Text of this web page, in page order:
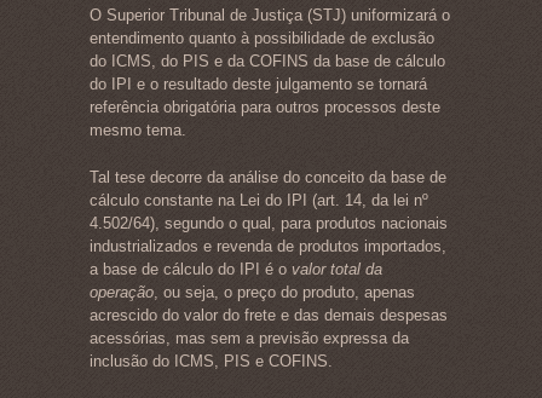
O Superior Tribunal de Justiça (STJ) uniformizará o
entendimento quanto à possibilidade de exclusão
do ICMS, do PIS e da COFINS da base de cálculo
do IPI e o resultado deste julgamento se tornará
referência obrigatória para outros processos deste
mesmo tema.
Tal tese decorre da análise do conceito da base de
cálculo constante na Lei do IPI (art. 14, da lei nº
4.502/64), segundo o qual, para produtos nacionais
industrializados e revenda de produtos importados,
a base de cálculo do IPI é o valor total da
operação, ou seja, o preço do produto, apenas
acrescido do valor do frete e das demais despesas
acessórias, mas sem a previsão expressa da
inclusão do ICMS, PIS e COFINS.